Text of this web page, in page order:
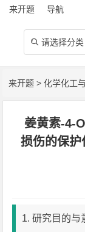
来开题 导航
 请选择分类
来开题 >化学化工
姜黄素-4-
损伤的保护
1. 研究目的与